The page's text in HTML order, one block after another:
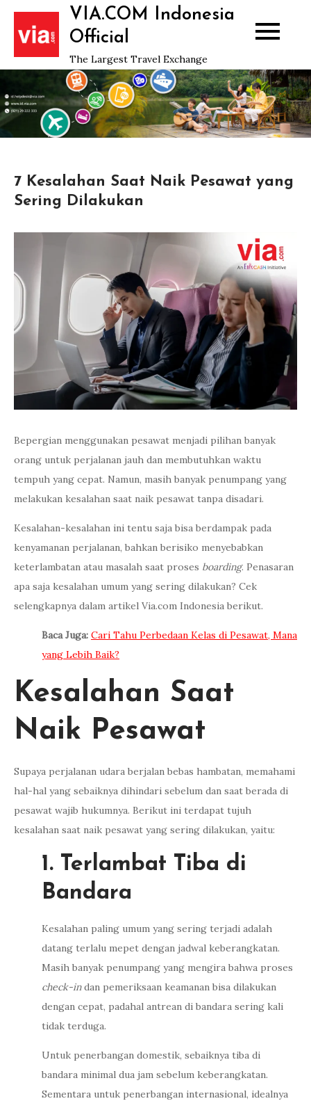
Skip
content
VIA.COM Indonesia
Official
The Largest Travel Exchange
7 Kesalahan Saat Naik Pesawat yang
Sering Dilakukan
Bepergian menggunakan pesawat menjadi pilihan banyak
orang untuk perjalanan jauh dan membutuhkan waktu
tempuh yang cepat. Namun, masih banyak penumpang yang
melakukan kesalahan saat naik pesawat tanpa disadari.
Kesalahan-kesalahan ini tentu saja bisa berdampak pada
kenyamanan perjalanan, bahkan berisiko menyebabkan
keterlambatan atau masalah saat proses boarding. Penasaran
apa saja kesalahan umum yang sering dilakukan? Cek
selengkapnya dalam artikel Via.com Indonesia berikut.
Baca Juga: Cari Tahu Perbedaan Kelas di Pesawat, Mana
yang Lebih Baik?
Kesalahan Saat
Naik Pesawat
Supaya perjalanan udara berjalan bebas hambatan, memahami
hal-hal yang sebaiknya dihindari sebelum dan saat berada di
pesawat wajib hukumnya. Berikut ini terdapat tujuh
kesalahan saat naik pesawat yang sering dilakukan, yaitu:
1. Terlambat Tiba di
Bandara
Kesalahan paling umum yang sering terjadi adalah
datang terlalu mepet dengan jadwal keberangkatan.
Masih banyak penumpang yang mengira bahwa proses
check-indan pemeriksaan keamanan bisa dilakukan
dengan cepat, padahal antrean di bandara sering kali
tidak terduga.
Untuk penerbangan domestik, sebaiknya tiba di
bandara minimal dua jam sebelum keberangkatan.
Sementara untuk penerbangan internasional, idealnya